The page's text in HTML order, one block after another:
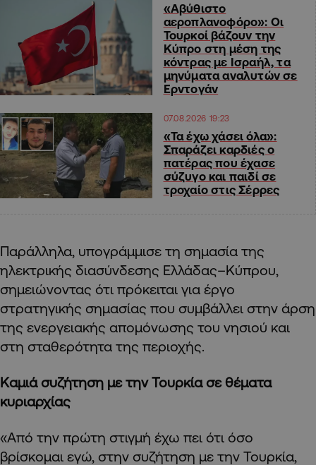
«Αβύθιστο
αεροπλανοφόρο»: Οι
Τουρκοί βάζουν την
Κύπρο στη μέση της
κόντρας με Ισραήλ, τα
μηνύματα αναλυτών σε
Ερντογάν
07.08.2026 19:23
«Τα έχω χάσει όλα»:
Σπαράζει καρδιές ο
πατέρας που έχασε
σύζυγο και παιδί σε
τροχαίο στις Σέρρες
Παράλληλα, υπογράμμισε τη σημασία της
ηλεκτρικής διασύνδεσης Ελλάδας–Κύπρου,
σημειώνοντας ότι πρόκειται για έργο
στρατηγικής σημασίας που συμβάλλει στην άρση
της ενεργειακής απομόνωσης του νησιού και
στη σταθερότητα της περιοχής.
Καμιά συζήτηση με την Τουρκία σε θέματα
κυριαρχίας
«Από την πρώτη στιγμή έχω πει ότι όσο
βρίσκομαι εγώ, στην συζήτηση με την Τουρκία,